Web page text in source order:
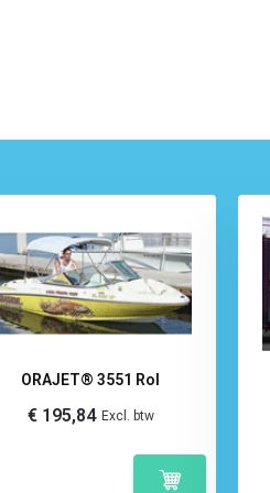
ORAJET® 3551 Rol
€ 195,84 Excl. btw